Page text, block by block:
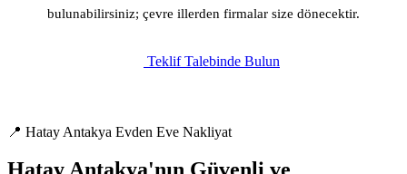
bulunabilirsiniz; çevre illerden firmalar size dönecektir.
Teklif Talebinde Bulun
📍 Hatay Antakya Evden Eve Nakliyat